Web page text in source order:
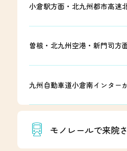
小倉駅方面・北九州都市高速
曽根・北九州空港・新門司方
九州自動車道小倉南インター
モノレールで来院